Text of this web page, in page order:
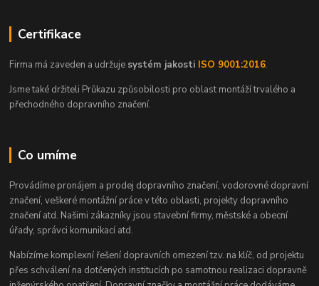
Certifikace
Firma má zaveden a udržuje systém jakosti ISO 9001:2016.
Jsme také držiteli Průkazu způsobilosti pro oblast montáží trvalého a
přechodného dopravního značení.
Co umíme
Provádíme pronájem a prodej dopravního značení, vodorovné dopravní
značení, veškeré montážní práce v této oblasti, projekty dopravního
značení atd. Našimi zákazníky jsou stavební firmy, městské a obecní
úřady, správci komunikací atd.
Nabízíme komplexní řešení dopravních omezení tzv. na klíč, od projektu
přes schválení na dotčených institucích po samotnou realizaci dopravně